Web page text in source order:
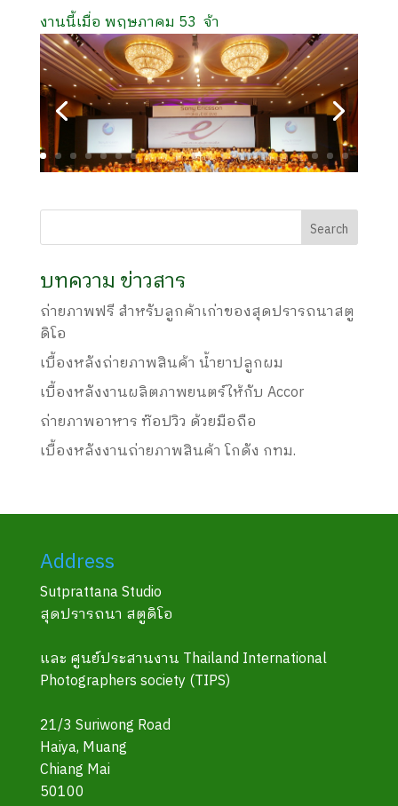
งานนี้เมื่อ พฤษภาคม 53 จ้า
บทความ ข่าวสาร
ถ่ายภาพฟรี สำหรับลูกค้าเก่าของสุดปรารถนาสตู
ดิโอ
เบื้องหลังถ่ายภาพสินค้า น้ำยาปลูกผม
เบื้องหลังงานผลิตภาพยนตร์ให้กับ Accor
ถ่ายภาพอาหาร ท๊อปวิว ด้วยมือถือ
เบื้องหลังงานถ่ายภาพสินค้า โกดัง กทม.
Address
Sutprattana Studio
สุดปรารถนา สตูดิโอ
และ ศูนย์ประสานงาน Thailand International
Photographers society (TIPS)
21/3 Suriwong Road
Haiya, Muang
Chiang Mai
50100